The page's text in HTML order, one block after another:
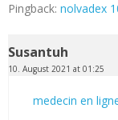
Pingback: nolvadex
Susantuh
10. August 2021 at 01:25
medecin en